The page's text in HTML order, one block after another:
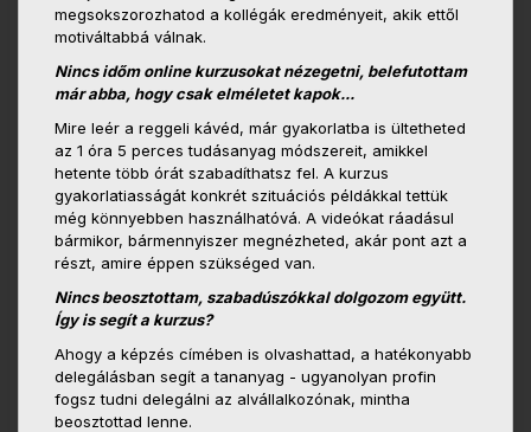
megsokszorozhatod a kollégák eredményeit, akik ettől
motiváltabbá válnak.
Nincs időm online kurzusokat nézegetni, belefutottam
már abba, hogy csak elméletet kapok...
Mire leér a reggeli kávéd, már gyakorlatba is ültetheted
az 1 óra 5 perces tudásanyag módszereit, amikkel
hetente több órát szabadíthatsz fel. A kurzus
gyakorlatiasságát konkrét szituációs példákkal tettük
még könnyebben használhatóvá. A videókat ráadásul
bármikor, bármennyiszer megnézheted, akár pont azt a
részt, amire éppen szükséged van.
Nincs beosztottam, szabadúszókkal dolgozom együtt.
Így is segít a kurzus?
Ahogy a képzés címében is olvashattad, a hatékonyabb
delegálásban segít a tananyag - ugyanolyan profin
fogsz tudni delegálni az alvállalkozónak, mintha
beosztottad lenne.